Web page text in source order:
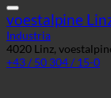
voestalpine
Industria
4020 Linz,
+43 / 50 304 / 15-0